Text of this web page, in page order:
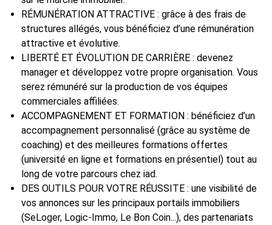
RÉMUNÉRATION ATTRACTIVE : grâce à des frais de
structures allégés, vous bénéficiez d’une rémunération
attractive et évolutive.
LIBERTÉ ET ÉVOLUTION DE CARRIÈRE : devenez
manager et développez votre propre organisation. Vous
serez rémunéré sur la production de vos équipes
commerciales affiliées.
ACCOMPAGNEMENT ET FORMATION : bénéficiez d’un
accompagnement personnalisé (grâce au système de
coaching) et des meilleures formations offertes
(université en ligne et formations en présentiel) tout au
long de votre parcours chez iad.
DES OUTILS POUR VOTRE RÉUSSITE : une visibilité de
vos annonces sur les principaux portails immobiliers
(SeLoger, Logic-Immo, Le Bon Coin...), des partenariats